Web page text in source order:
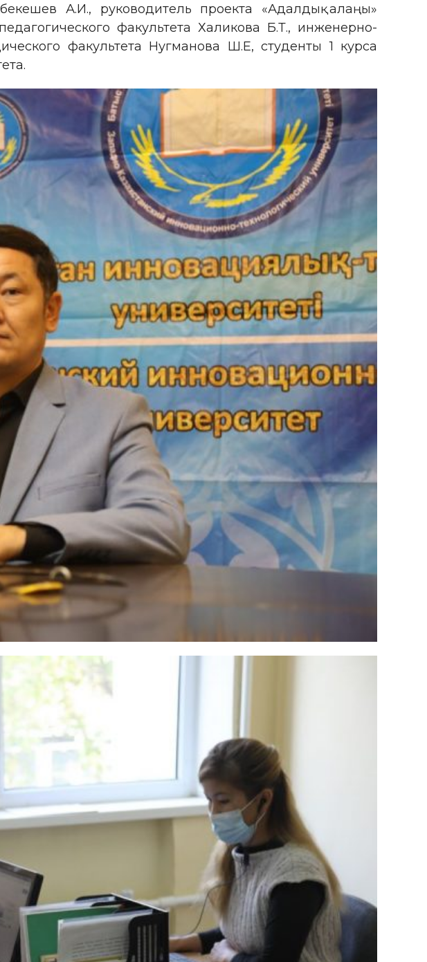
А.И., руководитель проекта «Адалдық алаңы»
факультета Халикова Б.Т., инженерно-
факультета Нугманова Ш.Е, студенты 1 курса